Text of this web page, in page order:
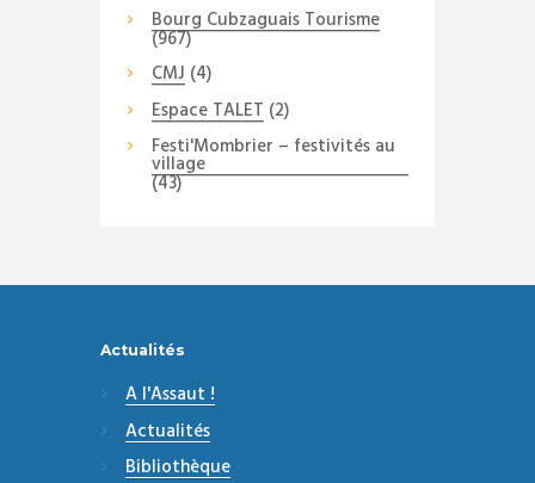
Bourg Cubzaguais Tourisme
(967)
CMJ (4)
Espace TALET (2)
Festi'Mombrier – festivités au
village
(43)
Actualités
A l'Assaut !
Actualités
Bibliothèque